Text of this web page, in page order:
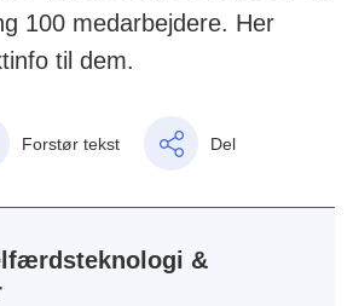
100 medarbejdere. Her
til dem.
Forstør tekst Del
&